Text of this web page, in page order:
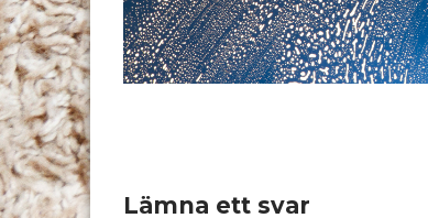
Lämna ett svar